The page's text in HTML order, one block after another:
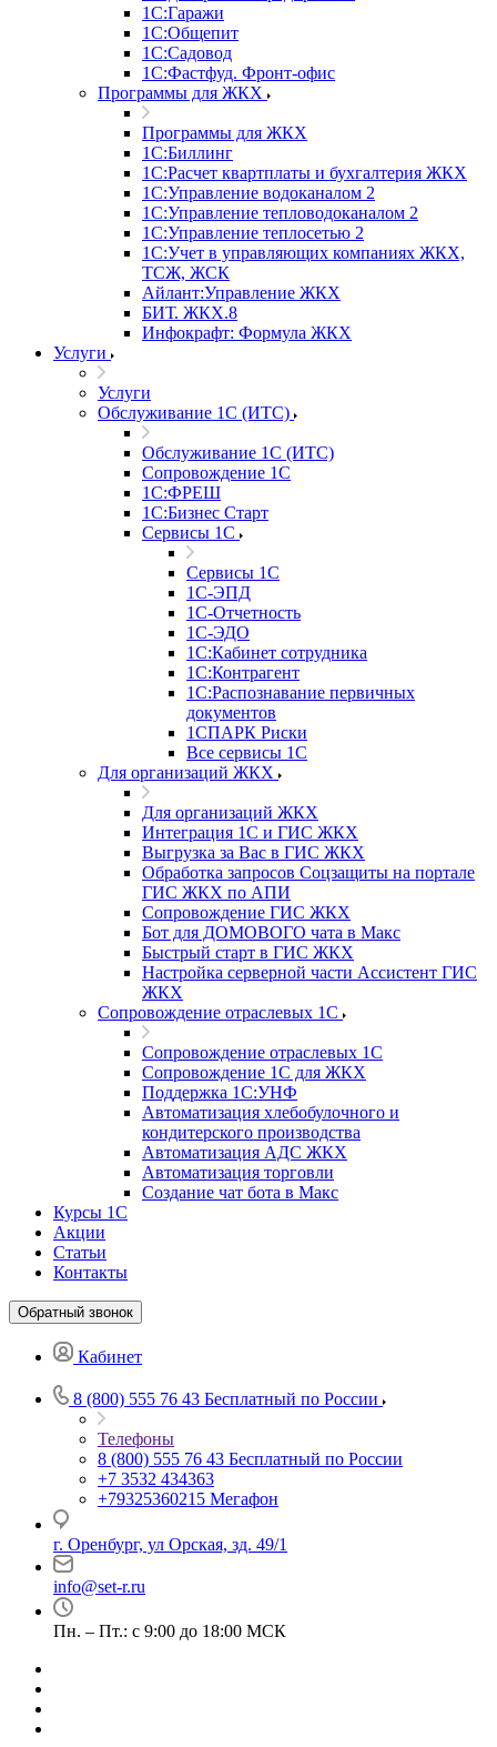
1С:Гаражи
1С:Общепит
1С:Садовод
1С:Фастфуд. Фронт-офис
Программы для ЖКХ
Программы для ЖКХ
1С:Биллинг
1С:Расчет квартплаты и бухгалтерия ЖКХ
1С:Управление водоканалом 2
1С:Управление тепловодоканалом 2
1С:Управление теплосетью 2
1С:Учет в управляющих компаниях ЖКХ,
ТСЖ, ЖСК
Айлант:Управление ЖКХ
БИТ. ЖКХ.8
Инфокрафт: Формула ЖКХ
Услуги
Услуги
Обслуживание 1С (ИТС)
Обслуживание 1С (ИТС)
Сопровождение 1С
1С:ФРЕШ
1С:Бизнес Старт
Сервисы 1С
Сервисы 1С
1С-ЭПД
1С-Отчетность
1С-ЭДО
1С:Кабинет сотрудника
1С:Контрагент
1С:Распознавание первичных
документов
1СПАРК Риски
Все сервисы 1С
Для организаций ЖКХ
Для организаций ЖКХ
Интеграция 1С и ГИС ЖКХ
Выгрузка за Вас в ГИС ЖКХ
Обработка запросов Соцзащиты на портале
ГИС ЖКХ по АПИ
Сопровождение ГИС ЖКХ
Бот для ДОМОВОГО чата в Макс
Быстрый старт в ГИС ЖКХ
Настройка серверной части Ассистент ГИС
ЖКХ
Сопровождение отраслевых 1С
Сопровождение отраслевых 1С
Сопровождение 1С для ЖКХ
Поддержка 1С:УНФ
Автоматизация хлебобулочного и
кондитерского производства
Автоматизация АДС ЖКХ
Автоматизация торговли
Создание чат бота в Макс
Курсы 1С
Акции
Статьи
Контакты
Обратный звонок
Кабинет
8 (800) 555 76 43 Бесплатный по России
Телефоны
8 (800) 555 76 43 Бесплатный по России
+7 3532 434363
+79325360215 Мегафон
г. Оренбург, ул Орская, зд. 49/1
info@set-r.ru
Пн. – Пт.: с 9:00 до 18:00 МСК